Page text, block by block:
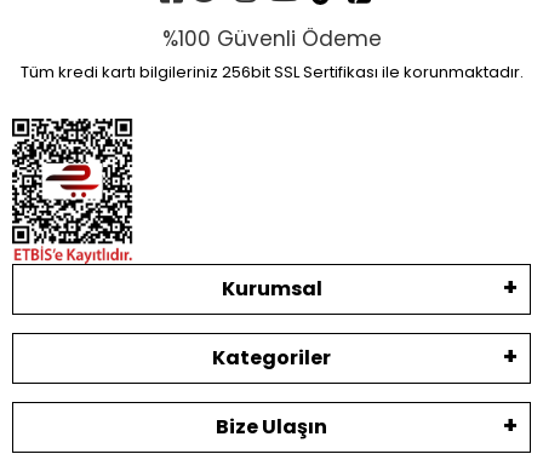
%100 Güvenli Ödeme
Tüm kredi kartı bilgileriniz 256bit SSL Sertifikası ile korunmaktadır.
Kurumsal
Kategoriler
Bize Ulaşın